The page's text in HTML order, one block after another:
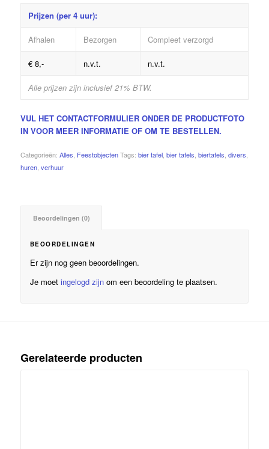
Prijzen (per 4 uur):
Afhalen Bezorgen Compleet verzorgd
€ 8,- n.v.t. n.v.t.
Alle prijzen zijn inclusief 21% BTW.
VUL HET CONTACTFORMULIER ONDER DE PRODUCTFOTO
IN VOOR MEER INFORMATIE OF OM TE BESTELLEN.
Categorieën: Alles Feestobjecten Tags: bier tafel, bier tafels biertafels divers
huren, verhuur
Beoordelingen (0)
BEOORDELINGEN
Er zijn nog geen beoordelingen.
Je moet ingelogd zijnom een beoordeling te plaatsen.
Gerelateerde producten